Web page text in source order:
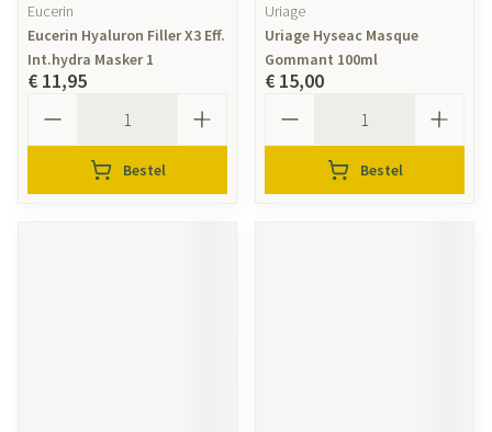
Eucerin
Eucerin Hyaluron Filler X3 Eff.
Int.hydra Masker 1
€ 11,95
Bestel
Uriage
Uriage Hyseac Masque
Gommant 100ml
€ 15,00
Bestel